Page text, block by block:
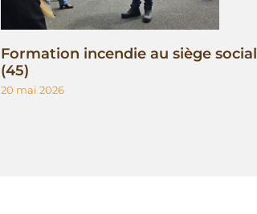
Formation incendie au siège social
(45)
20 mai 2026